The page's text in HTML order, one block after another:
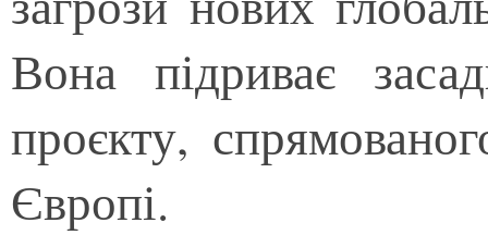
Вона підриває
проєкту,
Європі.